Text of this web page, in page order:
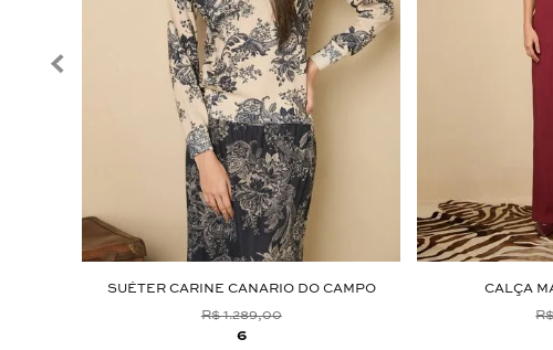
SUÉTER CARINE CANARIO DO CAMPO
R$ 1.289,00
6
CALÇA